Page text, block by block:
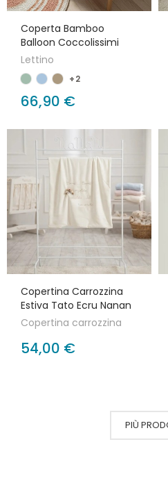
Coperta Bamboo
Balloon Coccolissimi
Lettino
+2
66,90 €
Copertina Carrozzina
Estiva Tato Ecru Nanan
Copertina carrozzina
54,00 €
PIÙ